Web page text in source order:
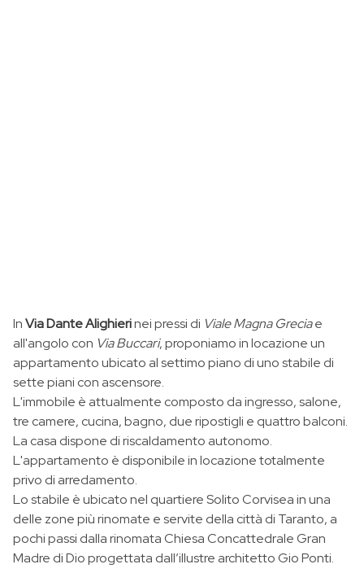
InVia Dante Alighierinei pressi di Viale Magna Greciae
all'angolo con Via Buccari, proponiamo in locazione un
appartamento ubicato al settimo piano di uno stabile di
sette piani con ascensore.
L'immobile è attualmente composto da ingresso, salone,
tre camere, cucina, bagno, due ripostigli e quattro balconi.
La casa dispone di riscaldamento autonomo.
L'appartamento è disponibile in locazione totalmente
privo di arredamento.
Lo stabile è ubicato nel quartiere Solito Corvisea in una
delle zone più rinomate e servite della città di Taranto, a
pochi passi dalla rinomata Chiesa Concattedrale Gran
Madre di Dio progettata dall’illustre architetto Gio Ponti.